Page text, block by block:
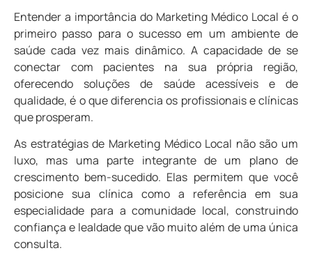
Entender a importância do Marketing Médico Local é o
primeiro passo para o sucesso em um ambiente de
saúde cada vez mais dinâmico. A capacidade de se
conectar com pacientes na sua própria região,
oferecendo soluções de saúde acessíveis e de
qualidade, é o que diferencia os profissionais e clínicas
que prosperam.
As estratégias de Marketing Médico Local não são um
luxo, mas uma parte integrante de um plano de
crescimento bem-sucedido. Elas permitem que você
posicione sua clínica como a referência em sua
especialidade para a comunidade local, construindo
confiança e lealdade que vão muito além de uma única
consulta.